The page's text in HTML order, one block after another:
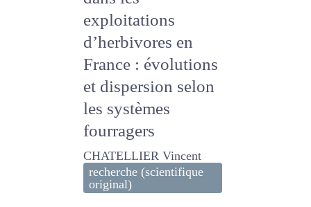
Le revenu agricole
dans les
exploitations
d’herbivores en
France : évolutions
et dispersion selon
les systèmes
fourragers